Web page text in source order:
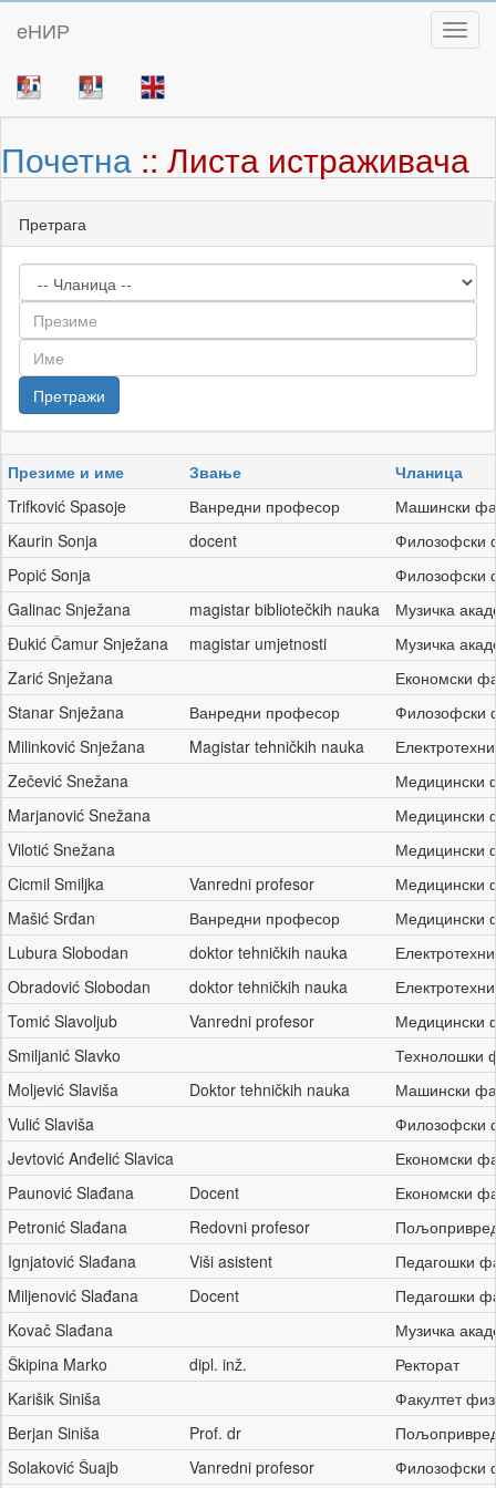
eНИР
Почетна :: Листа истраживача
Претрага
Презиме и име Звање
Чланица
Trifković Spasoje
Ванредни професор
Машински
Kaurin Sonja
docent
Филозофски
Popić Sonja
Филозофски
Galinac Snježana
magistar bibliotečkih nauka
Музичка
Đukić Čamur Snježana
magistar umjetnosti
Музичка
Zarić Snježana
Економски
Stanar Snježana
Ванредни професор
Филозофски
Milinković Snježana
Magistar tehničkih nauka
Zečević Snežana
Медицински
Marjanović Snežana
Медицински
Vilotić Snežana
Медицински
Cicmil Smiljka
Vanredni profesor
Медицински
Mašić Srđan
Ванредни професор
Медицински
Lubura Slobodan
doktor tehničkih nauka
Obradović Slobodan
doktor tehničkih nauka
Tomić Slavoljub
Vanredni profesor
Медицински
Smiljanić Slavko
Технолошки
Moljević Slaviša
Doktor tehničkih nauka
Машински
Vulić Slaviša
Филозофски
Jevtović Anđelić Slavica
Економски
Paunović Slađana
Docent
Економски
Petronić Slađana
Redovni profesor
Ignjatović Slađana
Viši asistent
Педагошки
Miljenović Slađana
Docent
Педагошки
Kovač Slađana
Музичка
Škipina Marko
dipl. inž.
Ректорат
Karišik Siniša
Факултет
Berjan Siniša
Prof. dr
Solaković Šuajb
Vanredni profesor Филозофски